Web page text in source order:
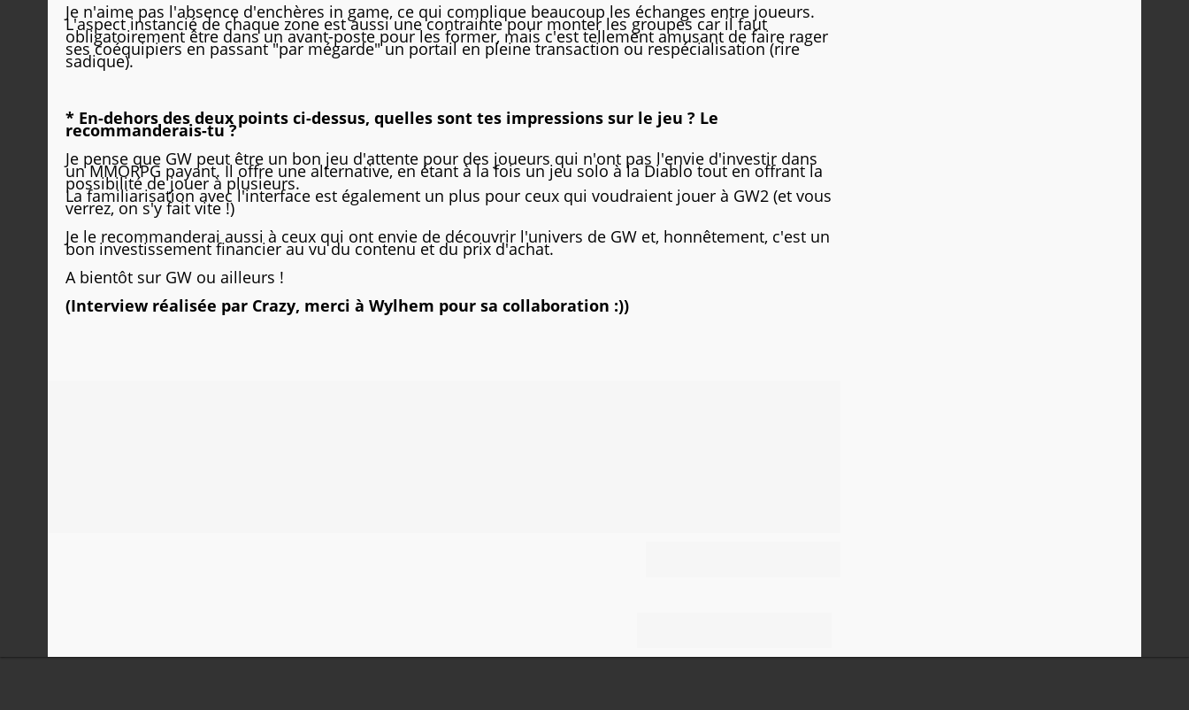
Je n'aime pas l'absence d'enchères in game, ce qui complique beaucoup les échanges entre joueurs.
L'aspect instancié de chaque zone est aussi une contrainte pour monter les groupes car il faut
obligatoirement être dans un avant-poste pour les former, mais c'est tellement amusant de faire rager
ses coéquipiers en passant "par mégarde" un portail en pleine transaction ou respécialisation (rire
sadique).
* En-dehors des deux points ci-dessus, quelles sont tes impressions sur le jeu ? Le
recommanderais-tu ?
Je pense que GW peut être un bon jeu d'attente pour des joueurs qui n'ont pas l'envie d'investir dans
un MMORPG payant. Il offre une alternative, en étant à la fois un jeu solo à la Diablo tout en offrant la
possibilité de jouer à plusieurs.
La familiarisation avec l'interface est également un plus pour ceux qui voudraient jouer à GW2 (et vous
verrez, on s'y fait vite !)
Je le recommanderai aussi à ceux qui ont envie de découvrir l'univers de GW et, honnêtement, c'est un
bon investissement financier au vu du contenu et du prix d'achat.
A bientôt sur GW ou ailleurs !
(Interview réalisée par Crazy, merci à Wylhem pour sa collaboration :))